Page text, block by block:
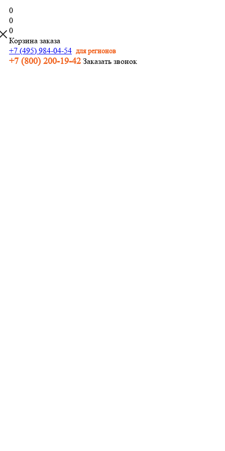
0
0
0
Корзина заказа
+7 (495) 984-04-54 для регионов
+7 (800) 200-19-42 Заказать звонок